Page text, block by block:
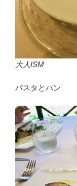
大人ISM
パスタとパン